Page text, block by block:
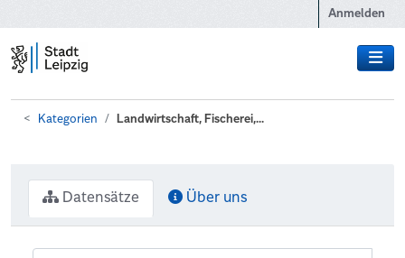
Anmelden
Kategorien Landwirtschaft, Fischerei,...
Datensätze Über uns